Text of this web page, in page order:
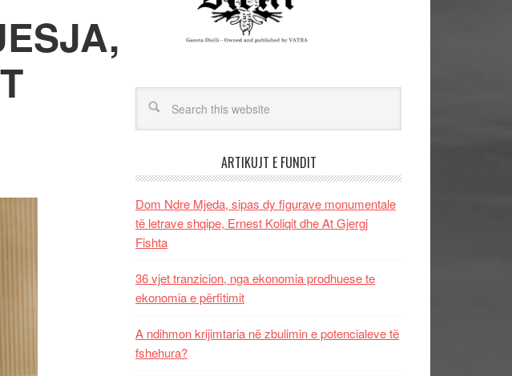
ARTIKUJT E FUNDIT
Dom Ndre Mjeda, sipas dy figurave monumentale
të letrave shqipe, Ernest Koliqit dhe At Gjergj
Fishta
36 vjet tranzicion, nga ekonomia prodhuese te
ekonomia e përfitimit
A ndihmon krijimtaria në zbulimin e potencialeve të
fshehura?